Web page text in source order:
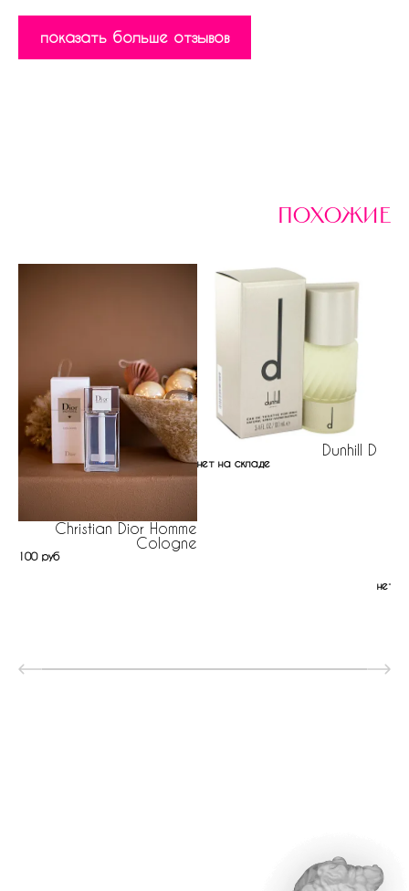
показать больше отзывов
похожие
Christian Dior Homme
Cologne
100 руб
Dunhill D
нет на складе
нет